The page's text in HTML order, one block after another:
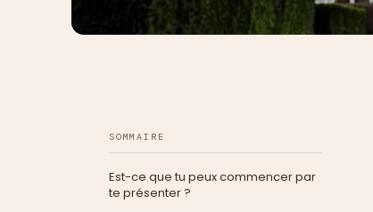
SOMMAIRE
Est-ce que tu peux commencer par
te présenter ?